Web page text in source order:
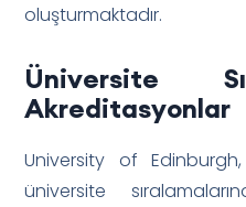
oluşturmaktadır.
Üniversite
Akreditasyonlar
University of
üniversite